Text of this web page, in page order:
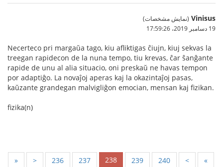
Vinisus (نمایش مشخصات)
19 دسامبر 2019،‏ 17:59:26
Necerteco pri margaŭa tago, kiu afliktigas ĉiujn, kiuj sekvas la
treegan rapidecon de la nuna tempo, tiu krevas, ĉar ŝanĝante
rapide de unu al alia situacio, oni preskaŭ ne havas tempon
por adaptiĝo. La novaĵoj aperas kaj la okazintaĵoj pasas,
kaŭzante grandegan malvigliĝon emocian, mensan kaj fizikan.
fizika(n)
« < 236 237 238 239 240 > »